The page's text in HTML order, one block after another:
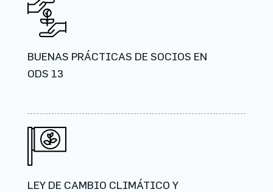
BUENAS PRÁCTICAS DE SOCIOS EN
ODS 13
LEY DE CAMBIO CLIMÁTICO Y